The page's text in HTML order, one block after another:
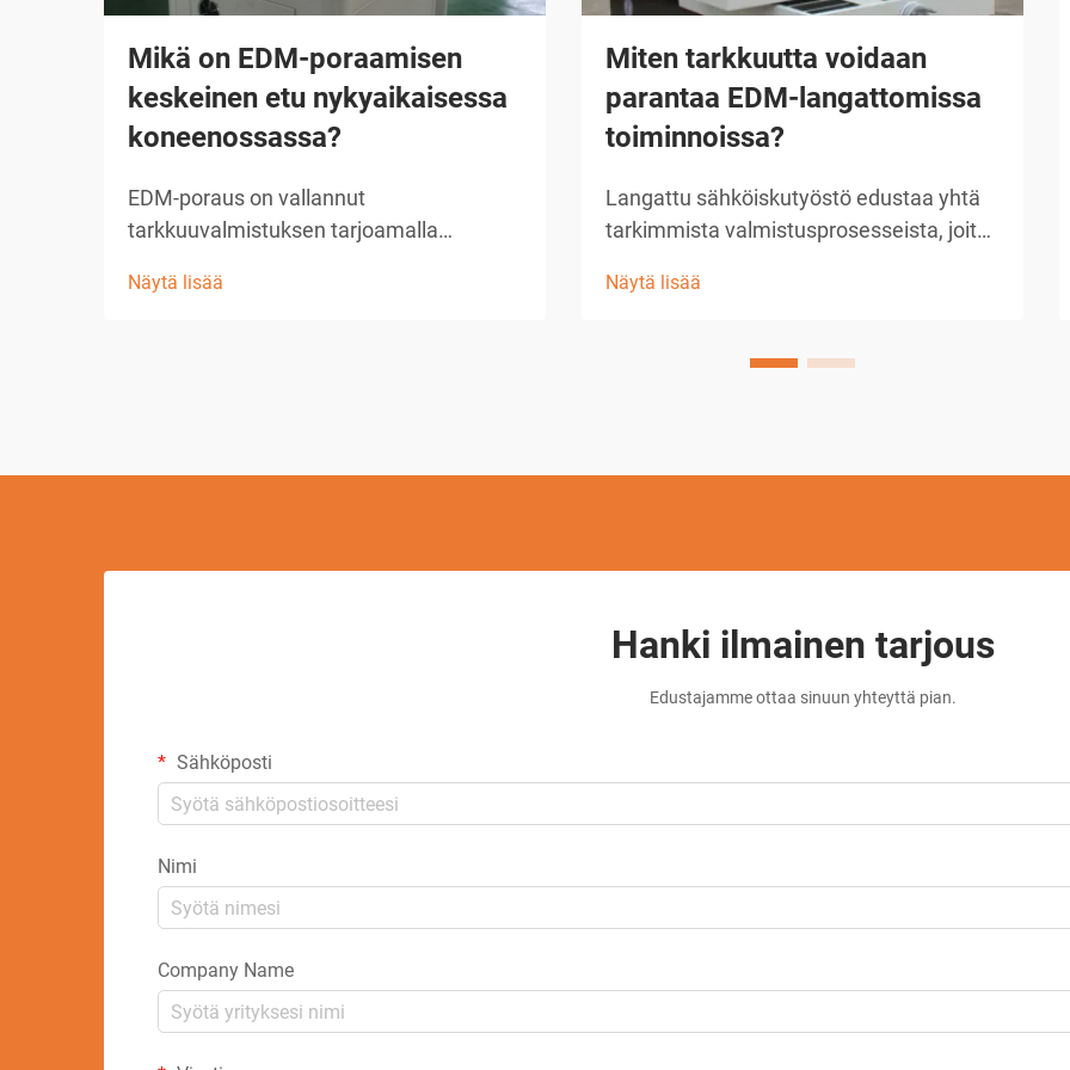
Mikä on EDM-poraamisen
keskeinen etu nykyaikaisessa
koneenossassa?
EDM-poraus on vallannut
tarkkuuvalmistuksen tarjoamalla
monipuolisuutta mikroreikien ja
Näytä lisää
Miten tarkkuutta voidaan
parantaa EDM-langattomissa
toiminnoissa?
Langattu sähköiskutyöstö edustaa yhtä
tarkimmista valmistusprosesseista, joita
toiminnoissa. Kun käyttäjät pyrkivät
tarkkuuden EDM-
Näytä lisää
Hanki ilmainen tarjous
Edustajamme ottaa sinuun yhteyttä pian.
Sähköposti
Nimi
Company Name